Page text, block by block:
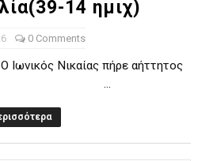
14 ημιχ)
0 Comments
πήρε αήττητος
θέση ...